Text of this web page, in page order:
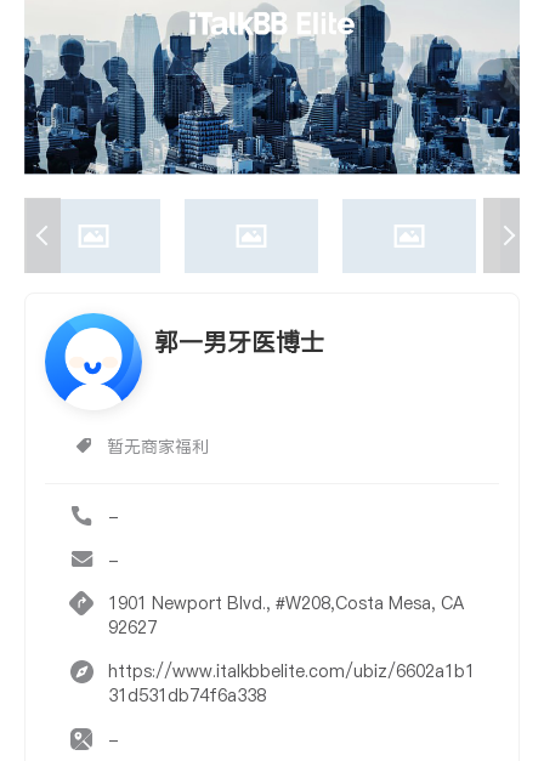
养老 非盈利组织
郭一男牙医博士
暂无商家福利
-
-
1901 Newport Blvd., #W208,Costa Mesa, CA
92627
https://www.italkbbelite.com/ubiz/6602a1b1
31d531db74f6a338
-